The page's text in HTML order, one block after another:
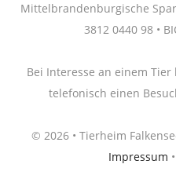
Mittelbrandenburgische
3812 0440 98 •
Bei Interesse an einem
telefonisch einen
© 2026 • Tierheim
Impressum •